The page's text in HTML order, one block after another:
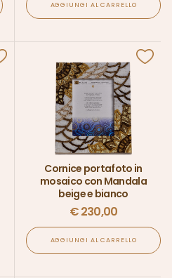
AGGIUNGI AL CARRELLO
Cornice portafoto in
mosaico con Mandala
beige e bianco
€230,00
AGGIUNGI AL CARRELLO